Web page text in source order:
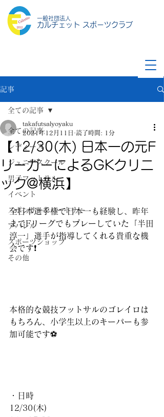
一般社団法人
カルチェット スポーツクラブ
記事
全ての記事
レディース
ジュニアスクール
男子フットサル
イベント
スポンサー&パートナー
アパレル
スポーツショップ
その他
全ての記事
【12/30(木) 日本一の元F
リーガーによるGKクリニ
ック@横浜】
takafutsalyoyaku
2021年12月11日 読了時間: 1分
全日本選手権で日本一も経験し、昨年
までFリーグでもプレーしていた「半田
淳一」選手が指導してくれる貴重な機
会です❗️
本格的な競技フットサルのゴレイロは
もちろん、小学生以上のキーパーも参
加可能です⚽️
・日時
12/30(木)